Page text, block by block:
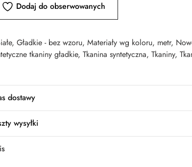
Dodaj do obserwowanych
, Gładkie - bez wzoru, Materiały wg koloru, metr,
tkaniny gładkie, Tkanina syntetyczna, Tkaniny,
dostawy
wysyłki